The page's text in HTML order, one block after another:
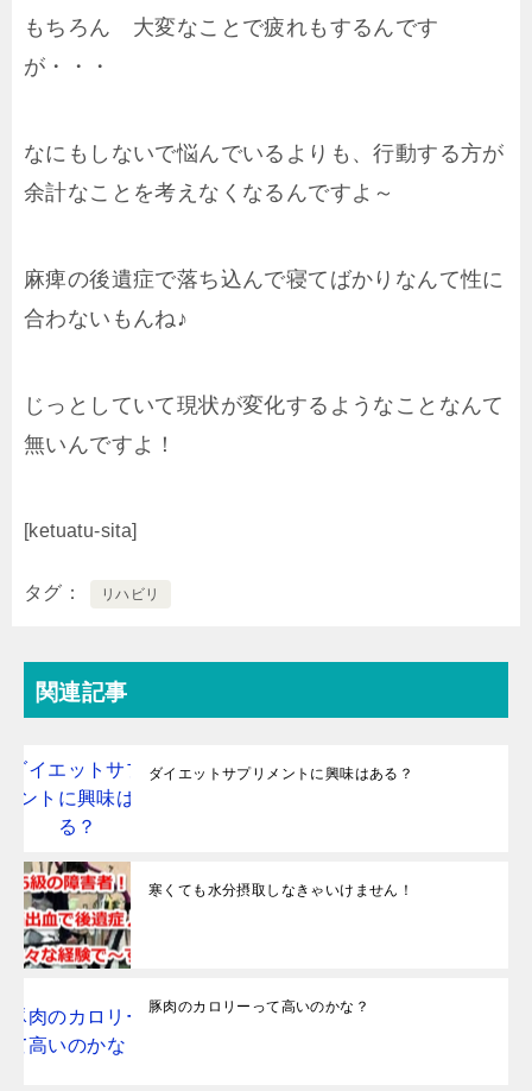
もちろん 大変なことで疲れもするんです
が・・・
なにもしないで悩んでいるよりも、行動する方が
余計なことを考えなくなるんですよ～
麻痺の後遺症で落ち込んで寝てばかりなんて性に
合わないもんね♪
じっとしていて現状が変化するようなことなんて
無いんですよ！
[ketuatu-sita]
タグ リハビリ
関連記事
ダイエットサプリメントに興味はある？
寒くても水分摂取しなきゃいけません！
豚肉のカロリーって高いのかな？